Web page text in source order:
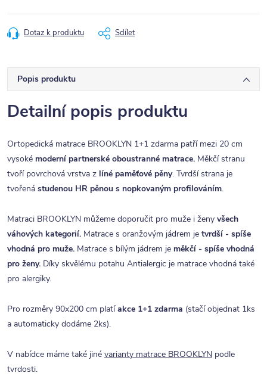
Dotaz k produktu Sdílet
Popis produktu
Detailní popis produktu
Ortopedická matrace BROOKLYN 1+1 zdarma patří mezi 20 cm
vysoké moderní partnerské oboustranné matrace. Měkčí stranu
tvoří povrchová vrstva z líné paměťové pěny. Tvrdší strana je
tvořená studenou HR pěnou s nopkovaným profilováním.
Matraci BROOKLYN můžeme doporučit pro muže i ženy všech
váhových kategorií. Matrace s oranžovým jádrem je tvrdší - spíše
vhodná pro muže. Matrace s bílým jádrem je měkčí - spíše vhodná
pro ženy. Díky skvělému potahu Antialergic je matrace vhodná také
pro alergiky.
Pro rozměry 90x200 cm platíakce 1+1 zdarma (stačí objednat 1ks
a automaticky dodáme 2ks).
V nabídce máme také jiné varianty matrace BROOKLYN podle
tvrdosti.